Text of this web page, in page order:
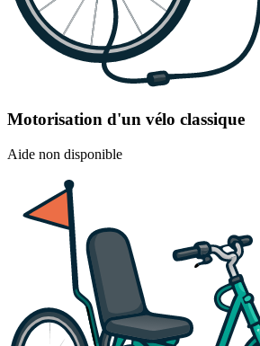
Motorisation d'un vélo classique
Aide non disponible